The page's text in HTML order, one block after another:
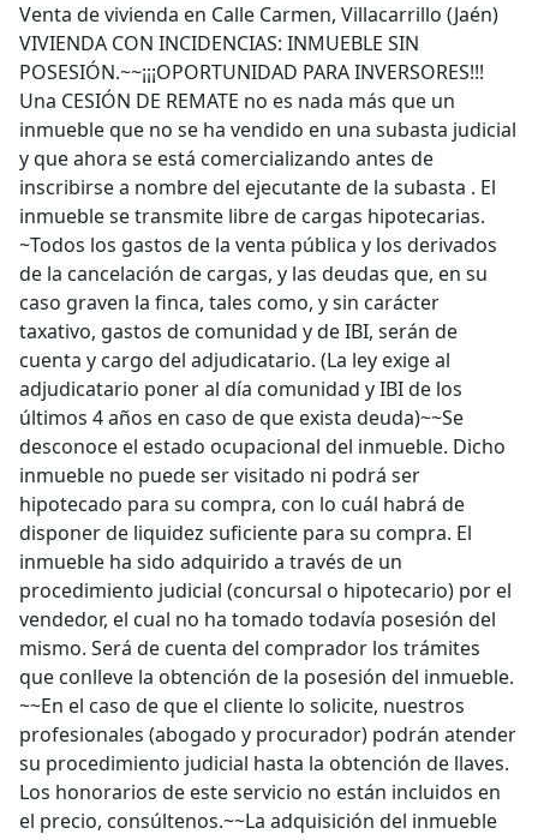
Venta de vivienda en Calle Carmen, Villacarrillo (Jaén)
VIVIENDA CON INCIDENCIAS: INMUEBLE SIN
POSESIÓN.~~¡¡¡OPORTUNIDAD PARA INVERSORES!!!
Una CESIÓN DE REMATE no es nada más que un
inmueble que no se ha vendido en una subasta judicial
y que ahora se está comercializando antes de
inscribirse a nombre del ejecutante de la subasta . El
inmueble se transmite libre de cargas hipotecarias.
~Todos los gastos de la venta pública y los derivados
de la cancelación de cargas, y las deudas que, en su
caso graven la finca, tales como, y sin carácter
taxativo, gastos de comunidad y de IBI, serán de
cuenta y cargo del adjudicatario. (La ley exige al
adjudicatario poner al día comunidad y IBI de los
últimos 4 años en caso de que exista deuda)~~Se
desconoce el estado ocupacional del inmueble. Dicho
inmueble no puede ser visitado ni podrá ser
hipotecado para su compra, con lo cuál habrá de
disponer de liquidez suficiente para su compra. El
inmueble ha sido adquirido a través de un
procedimiento judicial (concursal o hipotecario) por el
vendedor, el cual no ha tomado todavía posesión del
mismo. Será de cuenta del comprador los trámites
que conlleve la obtención de la posesión del inmueble.
~~En el caso de que el cliente lo solicite, nuestros
profesionales (abogado y procurador) podrán atender
su procedimiento judicial hasta la obtención de llaves.
Los honorarios de este servicio no están incluidos en
el precio, consúltenos.~~La adquisición del inmueble